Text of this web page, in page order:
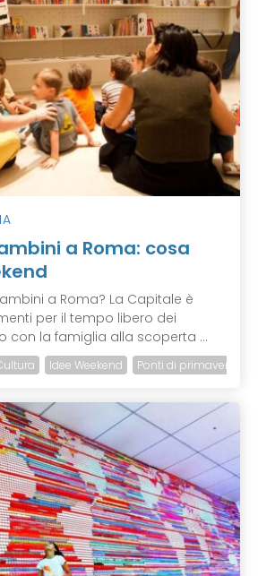
a Roma: cosa
a Roma? La Capitale è
per il tempo libero dei
con la famiglia alla scoperta ...
Idee Weekend Ponti di primavera